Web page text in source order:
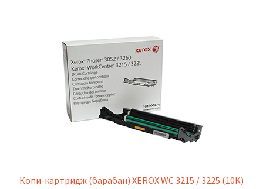
Копи-картридж (барабан) XEROX WC 3215 / 3225 (10K)